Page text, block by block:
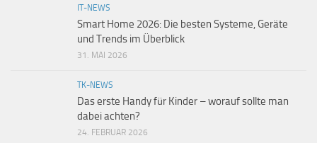
IT-NEWS
Smart Home 2026: Die besten Systeme, Geräte
und Trends im Überblick
31. MAI 2026
TK-NEWS
Das erste Handy für Kinder – worauf sollte man
dabei achten?
24. FEBRUAR 2026